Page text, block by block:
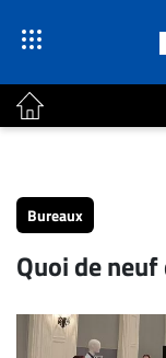
Accueil
Continu
Bureaux
Bureaux
Quoi de